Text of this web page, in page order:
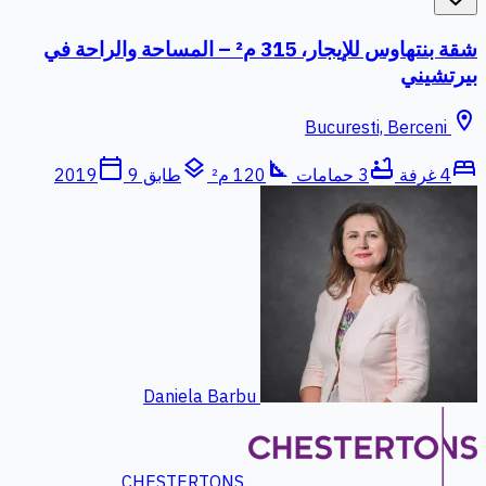
شقة بنتهاوس للإيجار، 315 م² – المساحة والراحة في
بيرتشيني
location_on
bed4 غرفة bathtub 3 حمامات square_foot 120 م² layers طابق 9 calendar_today
2019
Daniela Barbu